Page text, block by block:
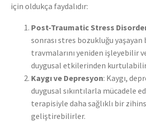
için oldukça faydalıdır:
Post-Traumatic Stress
sonrası stres bozukluğu yaşayan
travmalarını yeniden işleyebilir
duygusal etkilerinden
Kaygı ve Depresyon: Kaygı,
duygusal sıkıntılarla mücadele
terapisiyle daha sağlıklı bir
geliştirebilirler.